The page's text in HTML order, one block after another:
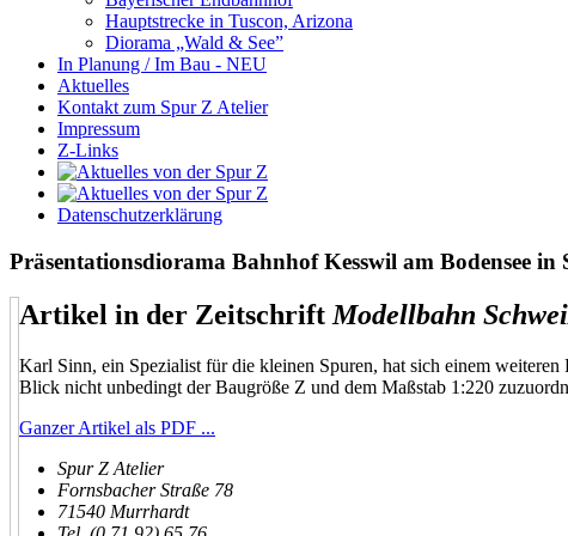
Hauptstrecke in Tuscon, Arizona
Diorama „Wald & See”
In Planung / Im Bau - NEU
Aktuelles
Kontakt zum Spur Z Atelier
Impressum
Z-Links
Datenschutzerklärung
Präsentationsdiorama Bahnhof Kesswil am Bodensee in
Artikel in der Zeitschrift Modellbahn
Karl Sinn, ein Spezialist für die kleinen Spuren, hat sich einem
Blick nicht unbedingt der Baugröße Z und dem Maßstab 1:220
Ganzer Artikel als PDF ...
Spur Z Atelier
Fornsbacher Straße 78
71540 Murrhardt